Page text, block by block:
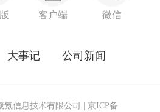
客户端 微信
大事记 公司新闻
氪信息技术有限公司 | 京ICP备